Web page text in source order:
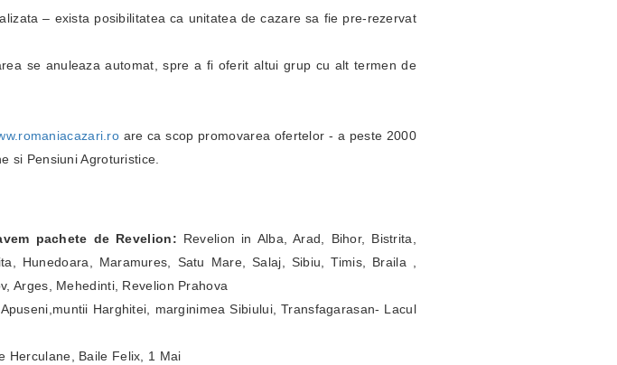
– exista posibilitatea ca unitatea de cazare sa fie pre-rezervat
se anuleaza automat, spre a fi oferit altui grup cu alt termen de
are ca scop promovarea ofertelor - a peste 2000
si Pensiuni Agroturistice.
pachete de Revelion: Revelion in Alba, Arad, Bihor, Bistrita,
Hunedoara, Maramures, Satu Mare, Salaj, Sibiu, Timis, Braila ,
Arges, Mehedinti, Revelion Prahova
Harghitei, marginimea Sibiului, Transfagarasan- Lacul
Herculane, Baile Felix, 1 Mai